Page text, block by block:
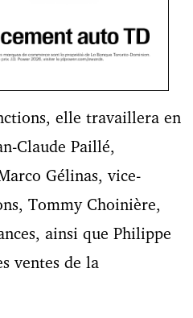
elle travaillera en
Claude Paillé,
Gélinas, vice-
Tommy Choinière,
ainsi que Philippe
ventes de la